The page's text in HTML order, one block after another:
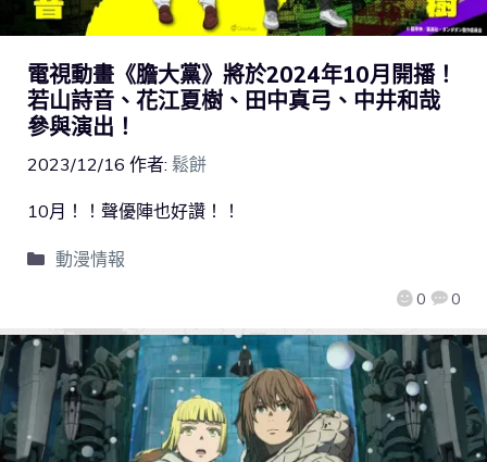
電視動畫《膽大黨》將於2024年10月開播！
若山詩音、花江夏樹、田中真弓、中井和哉
參與演出！
2023/12/16 作者: 鬆餅
0 0
10月！！聲優陣也好讚！！
動漫情報